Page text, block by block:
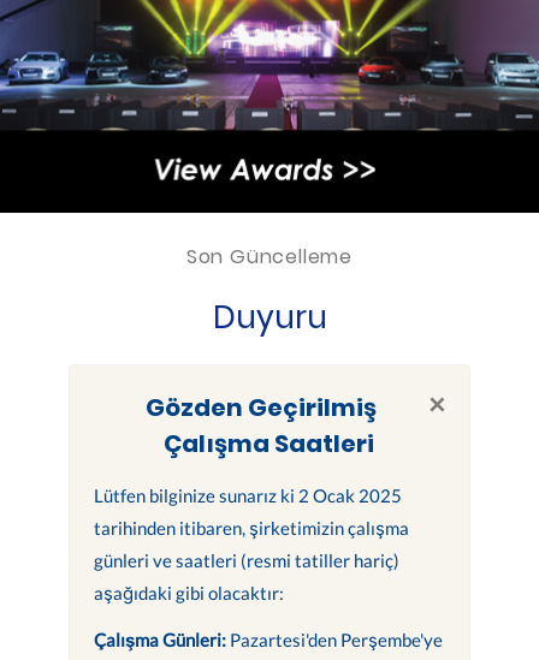
Son Güncelleme
Duyuru
×
Gözden Geçirilmiş
Çalışma Saatleri
Lütfen bilginize sunarız ki 2 Ocak 2025
tarihinden itibaren, şirketimizin çalışma
günleri ve saatleri (resmi tatiller hariç)
aşağıdaki gibi olacaktır:
Çalışma Günleri:Pazartesi'den Perşembe'ye